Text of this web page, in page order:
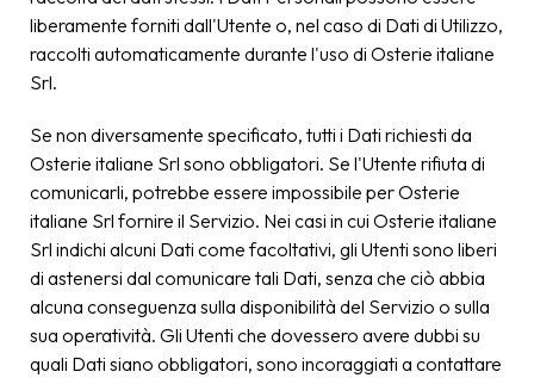
liberamente forniti dall'Utente o, nel caso di Dati di Utilizzo,
raccolti automaticamente durante l'uso di Osterie italiane
Srl.
Se non diversamente specificato, tutti i Dati richiesti da
Osterie italiane Srl sono obbligatori. Se l'Utente rifiuta di
comunicarli, potrebbe essere impossibile per Osterie
italiane Srl fornire il Servizio. Nei casi in cui Osterie italiane
Srl indichi alcuni Dati come facoltativi, gli Utenti sono liberi
di astenersi dal comunicare tali Dati, senza che ciò abbia
alcuna conseguenza sulla disponibilità del Servizio o sulla
sua operatività. Gli Utenti che dovessero avere dubbi su
quali Dati siano obbligatori, sono incoraggiati a contattare